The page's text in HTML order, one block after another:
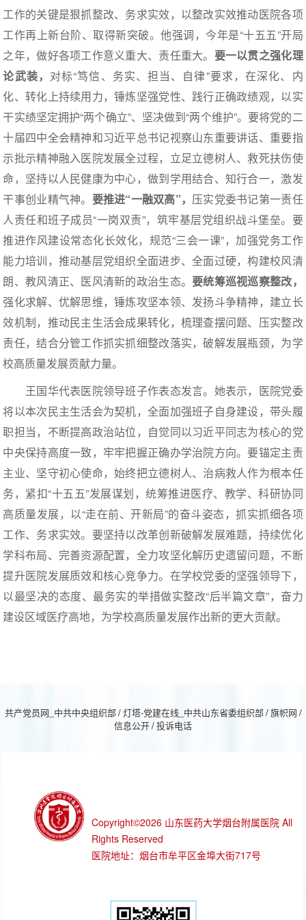
工作的关键是狠抓整改、务求实效，以整改实效推动医院各项
工作再上新台阶、取得新突破。他强调，今年是“十五五”开局
之年，做好各项工作意义重大、责任重大。 要一以贯之强化理
论武装， 对标“笃信、务实、担当、自律”要求，在深化、内
化、转化上持续用力，锤炼坚强党性、践行正确政绩观，以实
干实绩坚定拥护“两个确立”、坚决做到“两个维护”。要将党的二
十届四中全会精神和习近平总书记视察山东重要讲话、重要指
示批示精神融入医院发展全过程，立足立德树人、救死扶伤使
命，坚持以人民健康为中心，做到学用结合、知行合一，激发
干事创业精气神。 要推进“一融双高”， 压实党委书记第一责任
人责任和班子成员“一岗双责”，筑牢基层党组织战斗堡垒。要
推进作风建设常态化长效化，规范“三会一课”，加强党务工作
能力培训，推动基层党组织全面进步、全面过硬，构建校风清
朗、教风清正、医风清新的政治生态。 要统筹巡视巡察整改，
强化求解、优解思维，锤炼攻坚本领、发扬斗争精神，建立长
效机制，推动民主生活会成果转化，梳理查摆问题、压实整改
责任，结合分管工作抓实抓细整改落实，破解发展瓶颈，为学
校高质量发展贡献力量。
王国华代表医院领导班子作表态发言。她表示，医院党委
将以本次民主生活会为契机，全面加强班子自身建设，带头履
职担当，不断提高政治站位，自觉同以习近平同志为核心的党
中央保持高度一致，牢牢把握正确办学治院方向。要锚定主责
主业、坚守初心使命，始终把立德树人、治病救人作为根本任
务，紧扣“十五五”发展谋划，统筹推进医疗、教学、科研协同
高质量发展，以“走在前、开新局”的奋斗姿态，抓实抓细各项
工作、务求实效。要坚持以改革创新破解发展难题，持续优化
学科布局、完善资源配置，全力攻坚化解历史遗留问题，不断
提升医院发展质效和核心竞争力。在学校党委的坚强领导下，
以最坚决的态度、最务实的举措做实整改“后半篇文章”，奋力
建设区域医疗高地，为学校高质量发展作出新的更大贡献。
共产党员网_中共中央组织部/ 灯塔-党建在线_中共山东省委组织部/旗帜网 /
信息公开/投诉电话
Copyright©2026 山东医药大学烟台附属医院 All
Rights Reserved
医院地址：烟台市牟平区金埠大街717号